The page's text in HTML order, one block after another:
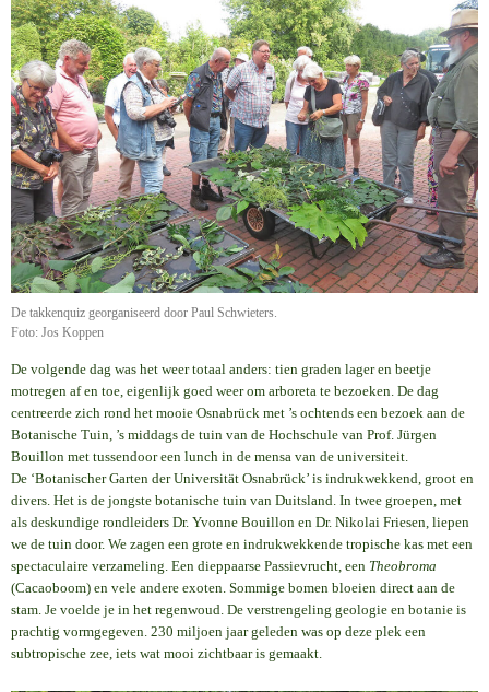
De takkenquiz georganiseerd door Paul Schwieters.
Foto: Jos Koppen
De volgende dag was het weer totaal anders: tien graden lager en beetje
motregen af en toe, eigenlijk goed weer om arboreta te bezoeken. De dag
centreerde zich rond het mooie Osnabrück met ’s ochtends een bezoek aan de
Botanische Tuin, ’s middags de tuin van de Hochschule van Prof. Jürgen
Bouillon met tussendoor een lunch in de mensa van de universiteit.
De ‘Botanischer Garten der Universität Osnabrück’ is indrukwekkend, groot en
divers. Het is de jongste botanische tuin van Duitsland. In twee groepen, met
als deskundige rondleiders Dr. Yvonne Bouillon en Dr. Nikolai Friesen, liepen
we de tuin door. We zagen een grote en indrukwekkende tropische kas met een
spectaculaire verzameling. Een dieppaarse Passievrucht, een Theobroma
(Cacaoboom) en vele andere exoten. Sommige bomen bloeien direct aan de
stam. Je voelde je in het regenwoud. De verstrengeling geologie en botanie is
prachtig vormgegeven. 230 miljoen jaar geleden was op deze plek een
subtropische zee, iets wat mooi zichtbaar is gemaakt.